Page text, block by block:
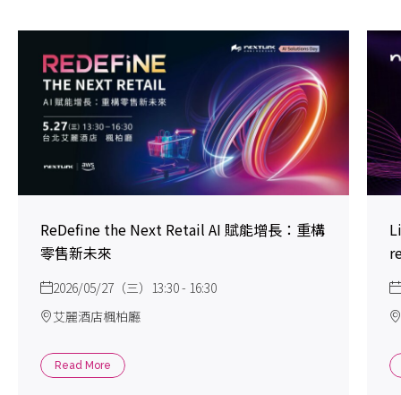
ReDefine the Next Retail AI 賦能增長：重構
零售新未來
2026/05/27（三）13:30 - 16:30
艾麗酒店楓柏廳
Read More